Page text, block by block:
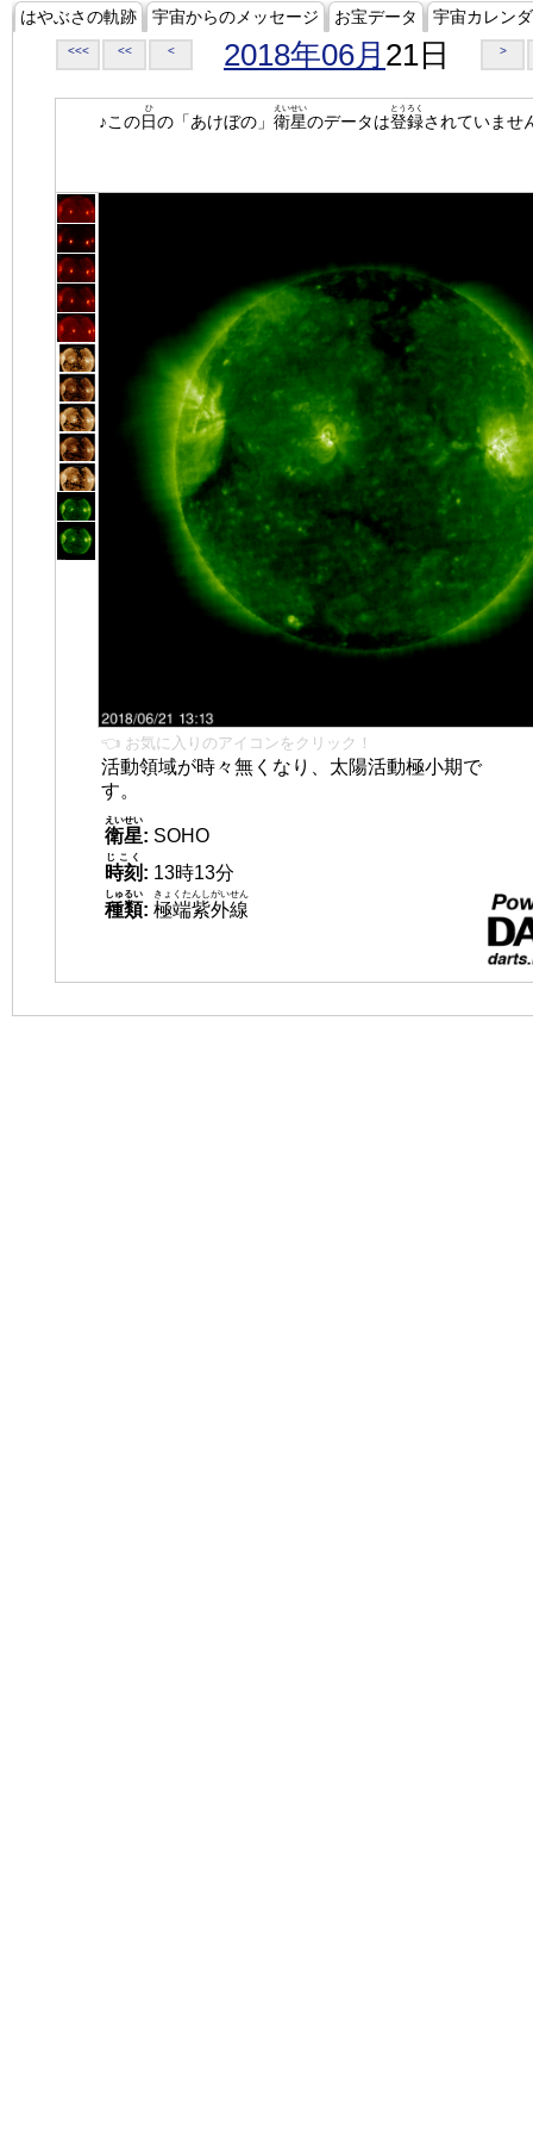
はやぶさの軌跡 宇宙からのメッセージ お宝データ 宇宙カレン
<<< << < 2018年06月 21日 >
♪この日
ひ
の「あけぼの」 衛星
えいせい
のデータは登録
とうろく
されていませ
👈 お気に入りのアイコンをクリック！
活動領域が時々無くなり、太陽活動極小期で
す。
衛星
えいせい
: SOHO
時刻
じこく
: 13時13分
種類
しゅるい
: 極端紫外線
きょくたんしがいせん